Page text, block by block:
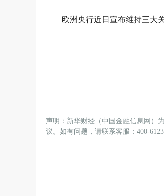
欧洲央行近日宣布维持三大
声明：新华财经（中国金融信息网）
议。如有问题，请联系客服：400-